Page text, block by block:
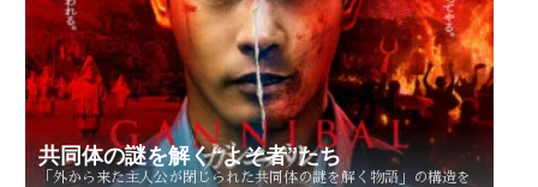
共同体の謎を解く“よそ者”たち
「外から来た主人公が閉じられた共同体の謎を解く物語」の構造を